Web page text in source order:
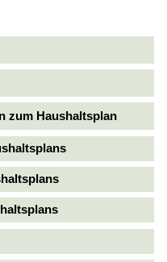
zum Haushaltsplan